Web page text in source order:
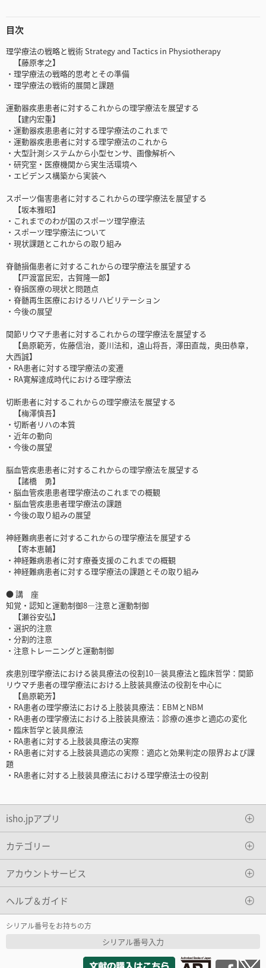
目次
理学療法の戦略と戦術 Strategy and Tactics in Physiotherapy
【藤原孝之】
・理学療法の戦略的思考とその準備
・理学療法の戦術的展開と課題
運動器疾患患者に対するこれからの理学療法を展望する
【建内宏重】
・運動器疾患患者に対する理学療法のこれまで
・運動器疾患患者に対する理学療法のこれから
・大型計測システムから小型センサ、画像解析へ
・研究室・医療機関から実生活環境へ
・エビデンス構築から実装へ
スポーツ傷害患者に対するこれからの理学療法を展望する
【坂本雅昭】
・これまでのわが国のスポーツ理学療法
・スポーツ理学療法について
・現状課題とこれからの取り組み
脊髄損傷患者に対するこれからの理学療法を展望する
【戸渡富民宏，古賀隆一郎】
・脊損医療の現状と問題点
・脊髄再生医療におけるリハビリテーション
・今後の展望
関節リウマチ患者に対するこれからの理学療法を展望する
【島原範芳，佐藤信治，菱川法和，遠山将吾，澤田直哉，奥田恭章，
大西誠】
・RA患者に対する理学療法の変遷
・RA寛解達成時代における理学療法
切断患者に対するこれからの理学療法を展望する
【梅澤慎吾】
・切断者リハの本質
・近年の動向
・今後の展望
脳血管疾患患者に対するこれからの理学療法を展望する
【諸橋 勇】
・脳血管疾患患者理学療法のこれまでの概観
・脳血管疾患患者理学療法の課題
・今後の取り組みの展望
神経難病患者に対するこれからの理学療法を展望する
【寄本恵輔】
・神経難病患者に対す療養支援のこれまでの概観
・神経難病患者に対する理学療法の課題とその取り組み
● 講 座
知覚・認知と運動制御8―注意と運動制御
【瀬谷安弘】
・選択的注意
・分割的注意
・注意トレーニングと運動制御
疾患別理学療法における装具療法の役割10―装具療法と臨床哲学：関節
リウマチ患者の理学療法における上肢装具療法の役割を中心に
【島原範芳】
・RA患者の理学療法における上肢装具療法：EBMとNBM
・RA患者の理学療法における上肢装具療法：診療の進歩と適応の変化
・臨床哲学と装具療法
・RA患者に対する上肢装具療法の実際
・RA患者に対する上肢装具適応の実際：適応と効果判定の限界および課
題
・RA患者に対する上肢装具療法における理学療法士の役割
isho.jpアプリ
カテゴリー
アカウントサービス
ヘルプ＆ガイド
シリアル番号をお持ちの方
シリアル番号入力